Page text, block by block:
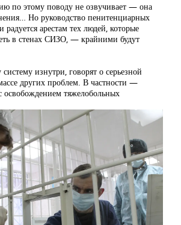
по этому поводу не озвучивает — она
Но руководство пенитенциарных
арестам тех людей, которые
в стенах СИЗО, — крайними будут
изнутри, говорят о серьезной
других проблем. В частности —
освобождением тяжелобольных